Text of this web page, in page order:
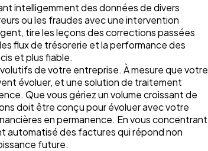
intelligemment des données de divers
ou les fraudes avec une intervention
tire les leçons des corrections passées
flux de trésorerie et la performance des
et plus fiable.
de votre entreprise. À mesure que votre
évoluer, et une solution de traitement
Que vous gériez un volume croissant de
doit être conçu pour évoluer avec votre
en permanence. En vous concentrant
automatisé des factures qui répond non
future.